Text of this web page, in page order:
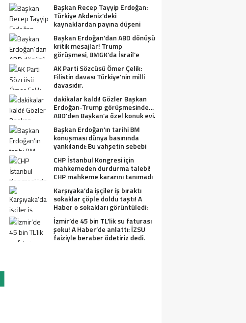
Başkan Recep Tayyip Erdoğan:
Türkiye Akdeniz’deki
kaynaklardan payına düşeni
Başkan Erdoğan’dan ABD dönüşü
kritik mesajlar! Trump
görüşmesi, BMGK’da İsrail’e
tepkiler, Gazze ve Filistin
meselesi….
AK Parti Sözcüsü Ömer Çelik:
Filistin davası Türkiye’nin milli
davasıdır.
dakikalar kaldı! Gözler Başkan
Erdoğan-Trump görüşmesinde…
ABD’den Başkan’a özel konuk evi.
Başkan Erdoğan’ın tarihi BM
konuşması dünya basınında
yankılandı: Bu vahşetin sebebi
olabilir mi?
CHP İstanbul Kongresi için
mahkemeden durdurma talebi!
CHP mahkeme kararını tanımadı
Karşıyaka’da işçiler iş bıraktı
sokaklar çöple doldu taştı! A
Haber o sokakları görüntüledi:
Fareler cirit atıyor
İzmir’de 45 bin TL’lik su faturası
şoku! A Haber’de anlattı: İZSU
faiziyle beraber ödetiriz dedi.